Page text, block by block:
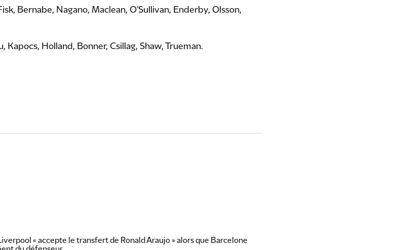
Bernabe, Nagano, Maclean, O'Sullivan, Enderby, Olsson,
Kapocs, Holland, Bonner, Csillag, Shaw, Trueman.
« accepte le transfert de Ronald Araujo » alors que Barcelone